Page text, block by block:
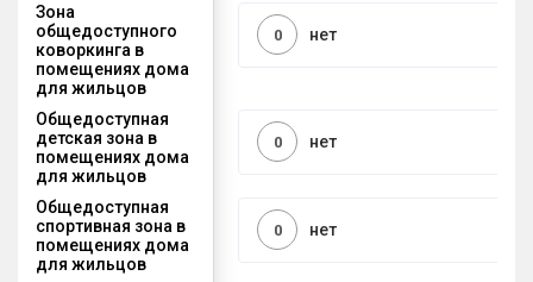
Зона
общедоступного
коворкинга в
помещениях дома
для жильцов
нет
0
Общедоступная
детская зона в
помещениях дома
для жильцов
нет
0
Общедоступная
спортивная зона в
помещениях дома
для жильцов
нет
0